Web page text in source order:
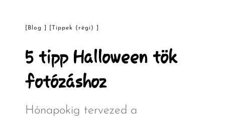
[Blog ] [Tippek (régi) ]
5 tipp Halloween tök
fotózáshoz
Hónapokig tervezed a